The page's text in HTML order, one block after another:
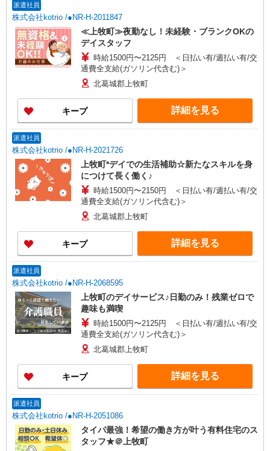
派遣社員
株式会社kotrio /●NR-H-2011847
≪上牧町≫夜勤なし！未経験・ブランクOKの
デイスタッフ
時給1500円〜2125円 ＜日払い有/週払い有/交
通費全支給(ガソリン代含む)＞
北葛城郡上牧町
キープ 詳細を見る
派遣社員
株式会社kotrio /●NR-H-2021726
上牧町*デイでの生活補助☆新たなスキルを身
につけて長く働く♪
時給1500円〜2150円 ＜日払い有/週払い有/交
通費全支給(ガソリン代含む)＞
北葛城郡上牧町
キープ 詳細を見る
派遣社員
株式会社kotrio /●NR-H-2068595
上牧町のデイサービス♪日勤のみ！残業ゼロで
趣味も満喫
時給1500円〜2125円 ＜日払い有/週払い有/交
通費全支給(ガソリン代含む)＞
北葛城郡上牧町
キープ 詳細を見る
派遣社員
株式会社kotrio /●NR-H-2051086
タイパ最強！希望の働き方が叶う有料住宅のス
タッフ★＠上牧町